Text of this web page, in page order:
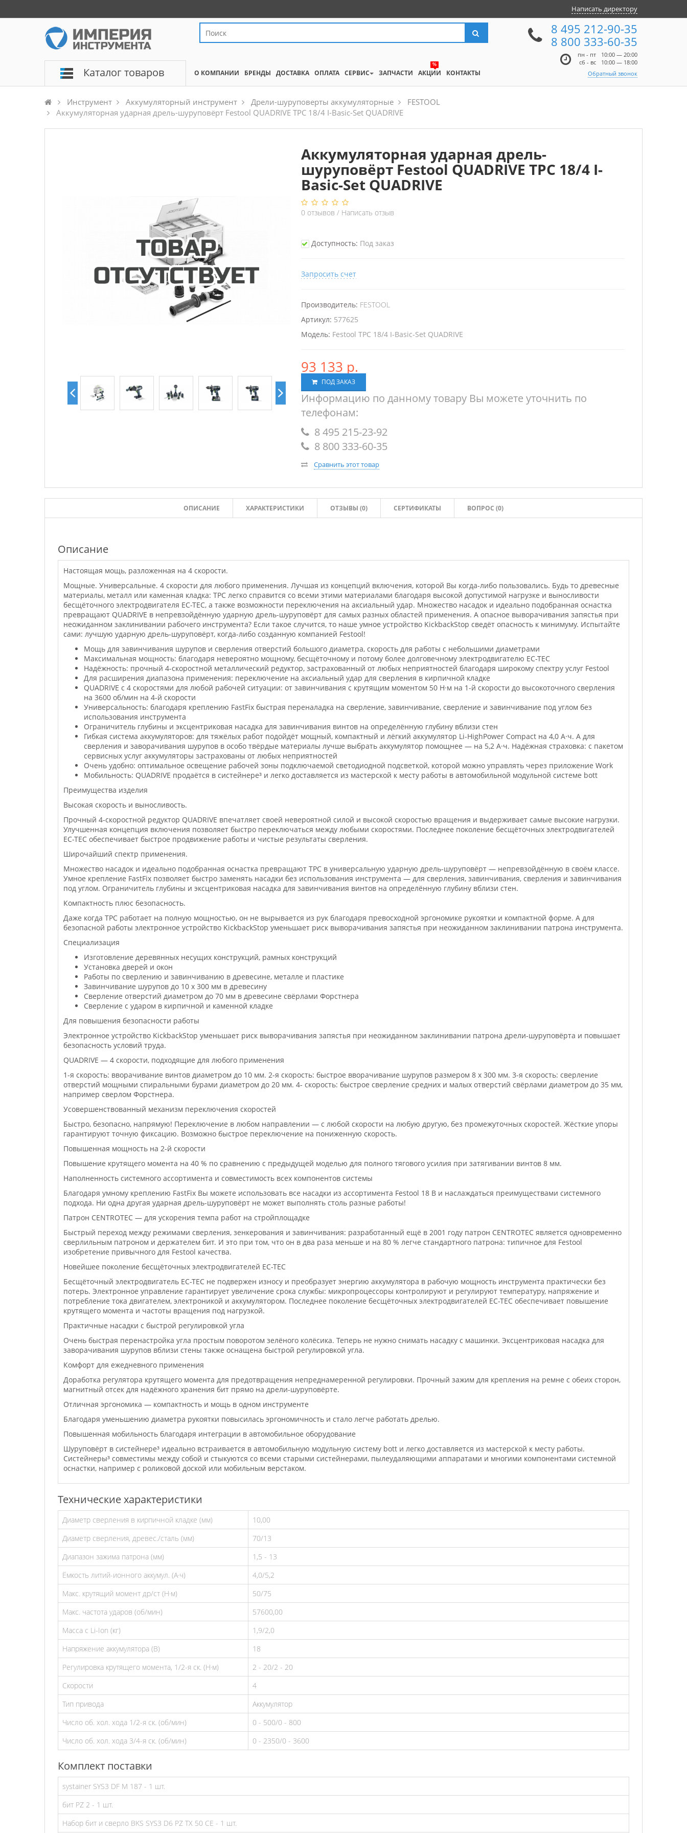
Написать директору
Каталог товаров
8 495 212-90-35
8 800 333-60-35
пн - пт
10:00 — 20:00
сб - вс
10:00 — 18:00
Обратный звонок
О КОМПАНИИ БРЕНДЫ ДОСТАВКА ОПЛАТА СЕРВИС ЗАПЧАСТИ
%
АКЦИИ КОНТАКТЫ
Инструмент Аккумуляторный инструмент Дрели-шуруповерты аккумуляторные
FESTOOL
Аккумуляторная ударная дрель-шуруповёрт Festool QUADRIVE TPC 18/4 I-Basic-Set QUADRIVE
Аккумуляторная ударная дрель-
шуруповёрт Festool QUADRIVE TPC 18/4 I-
Basic-Set QUADRIVE
0 отзывов / Написать отзыв
Доступность: Под заказ
Запросить счет
Производитель: FESTOOL
Артикул: 577625
Модель: Festool TPC 18/4 I-Basic-Set QUADRIVE
93 133 р.
ПОД ЗАКАЗ
Информацию по данному товару Вы можете уточнить по
телефонам:
8 495 215-23-92
8 800 333-60-35
Сравнить этот товар
ОПИСАНИЕ ХАРАКТЕРИСТИКИ ОТЗЫВЫ (0) СЕРТИФИКАТЫ ВОПРОС (0)
Описание
Настоящая мощь, разложенная на 4 скорости.
Мощные. Универсальные. 4 скорости для любого применения. Лучшая из концепций включения, которой Вы когда-либо пользовались. Будь то древесные
материалы, металл или каменная кладка: TPC легко справится со всеми этими материалами благодаря высокой допустимой нагрузке и выносливости
бесщёточного электродвигателя EC-TEC, а также возможности переключения на аксиальный удар. Множество насадок и идеально подобранная оснастка
превращают QUADRIVE в непревзойдённую ударную дрель-шуруповёрт для самых разных областей применения. А опасное выворачивания запястья при
неожиданном заклинивании рабочего инструмента? Если такое случится, то наше умное устройство KickbackStop сведёт опасность к минимуму. Испытайте
сами: лучшую ударную дрель-шуруповёрт, когда-либо созданную компанией Festool!
Мощь для завинчивания шурупов и сверления отверстий большого диаметра, скорость для работы с небольшими диаметрами
Максимальная мощность: благодаря невероятно мощному, бесщёточному и потому более долговечному электродвигателю EC-TEC
Надёжность: прочный 4-скоростной металлический редуктор, застрахованный от любых неприятностей благодаря широкому спектру услуг Festool
Для расширения диапазона применения: переключение на аксиальный удар для сверления в кирпичной кладке
QUADRIVE с 4 скоростями для любой рабочей ситуации: от завинчивания с крутящим моментом 50 Н·м на 1-й скорости до высокоточного сверления
на 3600 об/мин на 4-й скорости
Универсальность: благодаря креплению FastFix быстрая переналадка на сверление, завинчивание, сверление и завинчивание под углом без
использования инструмента
Ограничитель глубины и эксцентриковая насадка для завинчивания винтов на определённую глубину вблизи стен
Гибкая система аккумуляторов: для тяжёлых работ подойдёт мощный, компактный и лёгкий аккумулятор Li-HighPower Compact на 4,0 А·ч. А для
сверления и заворачивания шурупов в особо твёрдые материалы лучше выбрать аккумулятор помощнее — на 5,2 А·ч. Надёжная страховка: с пакетом
сервисных услуг аккумуляторы застрахованы от любых неприятностей
Очень удобно: оптимальное освещение рабочей зоны подключаемой светодиодной подсветкой, которой можно управлять через приложение Work
Мобильность: QUADRIVE продаётся в систейнере³ и легко доставляется из мастерской к месту работы в автомобильной модульной системе bott
Преимущества изделия
Высокая скорость и выносливость.
Прочный 4-скоростной редуктор QUADRIVE впечатляет своей невероятной силой и высокой скоростью вращения и выдерживает самые высокие нагрузки.
Улучшенная концепция включения позволяет быстро переключаться между любыми скоростями. Последнее поколение бесщёточных электродвигателей
EC-TEC обеспечивает быстрое продвижение работы и чистые результаты сверления.
Широчайший спектр применения.
Множество насадок и идеально подобранная оснастка превращают TPC в универсальную ударную дрель-шуруповёрт — непревзойдённую в своём классе.
Умное крепление FastFix позволяет быстро заменять насадки без использования инструмента — для сверления, завинчивания, сверления и завинчивания
под углом. Ограничитель глубины и эксцентриковая насадка для завинчивания винтов на определённую глубину вблизи стен.
Компактность плюс безопасность.
Даже когда TPC работает на полную мощностью, он не вырывается из рук благодаря превосходной эргономике рукоятки и компактной форме. А для
безопасной работы электронное устройство KickbackStop уменьшает риск выворачивания запястья при неожиданном заклинивании патрона инструмента.
Специализация
Изготовление деревянных несущих конструкций, рамных конструкций
Установка дверей и окон
Работы по сверлению и завинчиванию в древесине, металле и пластике
Завинчивание шурупов до 10 x 300 мм в древесину
Сверление отверстий диаметром до 70 мм в древесине свёрлами Форстнера
Сверление с ударом в кирпичной и каменной кладке
Для повышения безопасности работы
Электронное устройство KickbackStop уменьшает риск выворачивания запястья при неожиданном заклинивании патрона дрели-шуруповёрта и повышает
безопасность условий труда.
QUADRIVE — 4 скорости, подходящие для любого применения
1-я скорость: вворачивание винтов диаметром до 10 мм. 2-я скорость: быстрое вворачивание шурупов размером 8 x 300 мм. 3-я скорость: сверление
отверстий мощными спиральными бурами диаметром до 20 мм. 4- скорость: быстрое сверление средних и малых отверстий свёрлами диаметром до 35 мм,
например сверлом Форстнера.
Усовершенствованный механизм переключения скоростей
Быстро, безопасно, напрямую! Переключение в любом направлении — с любой скорости на любую другую, без промежуточных скоростей. Жёсткие упоры
гарантируют точную фиксацию. Возможно быстрое переключение на пониженную скорость.
Повышенная мощность на 2-й скорости
Повышение крутящего момента на 40 % по сравнению с предыдущей моделью для полного тягового усилия при затягивании винтов 8 мм.
Наполненность системного ассортимента и совместимость всех компонентов системы
Благодаря умному креплению FastFix Вы можете использовать все насадки из ассортимента Festool 18 В и наслаждаться преимуществами системного
подхода. Ни одна другая ударная дрель-шуруповёрт не может выполнять столь разные работы!
Патрон CENTROTEC — для ускорения темпа работ на стройплощадке
Быстрый переход между режимами сверления, зенкерования и завинчивания: разработанный ещё в 2001 году патрон CENTROTEC является одновременно
сверлильным патроном и держателем бит. И это при том, что он в два раза меньше и на 80 % легче стандартного патрона: типичное для Festool
изобретение привычного для Festool качества.
Новейшее поколение бесщёточных электродвигателей EC-TEC
Бесщёточный электродвигатель EC-TEC не подвержен износу и преобразует энергию аккумулятора в рабочую мощность инструмента практически без
потерь. Электронное управление гарантирует увеличение срока службы: микропроцессоры контролируют и регулируют температуру, напряжение и
потребление тока двигателем, электроникой и аккумулятором. Последнее поколение бесщёточных электродвигателей EC-TEC обеспечивает повышение
крутящего момента и частоты вращения под нагрузкой.
Практичные насадки с быстрой регулировкой угла
Очень быстрая перенастройка угла простым поворотом зелёного колёсика. Теперь не нужно снимать насадку с машинки. Эксцентриковая насадка для
заворачивания шурупов вблизи стены также оснащена быстрой регулировкой угла.
Комфорт для ежедневного применения
Доработка регулятора крутящего момента для предотвращения непреднамеренной регулировки. Прочный зажим для крепления на ремне с обеих сторон,
магнитный отсек для надёжного хранения бит прямо на дрели-шуруповёрте.
Отличная эргономика — компактность и мощь в одном инструменте
Благодаря уменьшению диаметра рукоятки повысилась эргономичность и стало легче работать дрелью.
Повышенная мобильность благодаря интеграции в автомобильное оборудование
Шуруповёрт в систейнере³ идеально встраивается в автомобильную модульную систему bott и легко доставляется из мастерской к месту работы.
Систейнеры³ совместимы между собой и стыкуются со всеми старыми систейнерами, пылеудаляющими аппаратами и многими компонентами системной
оснастки, например с роликовой доской или мобильным верстаком.
Технические характеристики
Диаметр сверления в кирпичной кладке (мм)
10,00
Диаметр сверления, древес./сталь (мм)
70/13
Диапазон зажима патрона (мм)
1,5 - 13
Ёмкость литий-ионного аккумул. (А·ч)
4,0/5,2
Макс. крутящий момент др/ст (Н·м)
50/75
Макс. частота ударов (об/мин)
57600,00
Масса с Li-Ion (кг)
1,9/2,0
Напряжение аккумулятора (В)
18
Регулировка крутящего момента, 1/2-я ск. (Н·м)
2 - 20/2 - 20
Скорости
4
Тип привода
Аккумулятор
Число об. хол. хода 1/2-я ск. (об/мин)
0 - 500/0 - 800
Число об. хол. хода 3/4-я ск. (об/мин)
0 - 2350/0 - 3600
Комплект поставки
systainer SYS3 DF M 187 - 1 шт.
бит PZ 2 - 1 шт.
Набор бит и сверло BKS SYS3 D6 PZ TX 50 CE - 1 шт.